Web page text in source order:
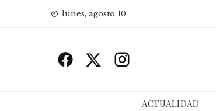
lunes, agosto 10
ACTUALIDAD